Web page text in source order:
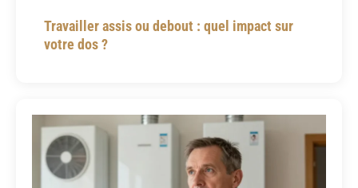
Travailler assis ou debout : quel impact sur
votre dos ?